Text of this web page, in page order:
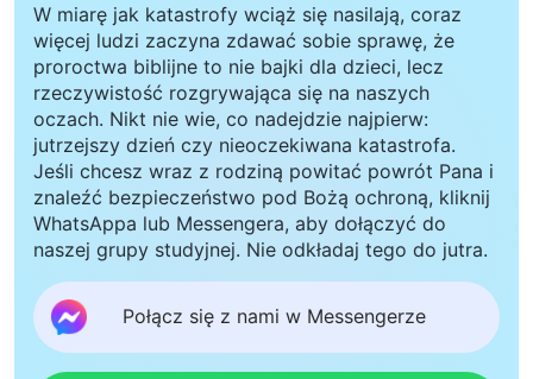
W miarę jak katastrofy wciąż się nasilają, coraz
więcej ludzi zaczyna zdawać sobie sprawę, że
proroctwa biblijne to nie bajki dla dzieci, lecz
rzeczywistość rozgrywająca się na naszych
oczach. Nikt nie wie, co nadejdzie najpierw:
jutrzejszy dzień czy nieoczekiwana katastrofa.
Jeśli chcesz wraz z rodziną powitać powrót Pana i
znaleźć bezpieczeństwo pod Bożą ochroną, kliknij
WhatsAppa lub Messengera, aby dołączyć do
naszej grupy studyjnej. Nie odkładaj tego do jutra.
Połącz się z nami w Messengerze